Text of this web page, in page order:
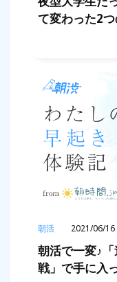
て変わった2
朝活 2021/06/16
朝活で一変♪
戦」で手に入